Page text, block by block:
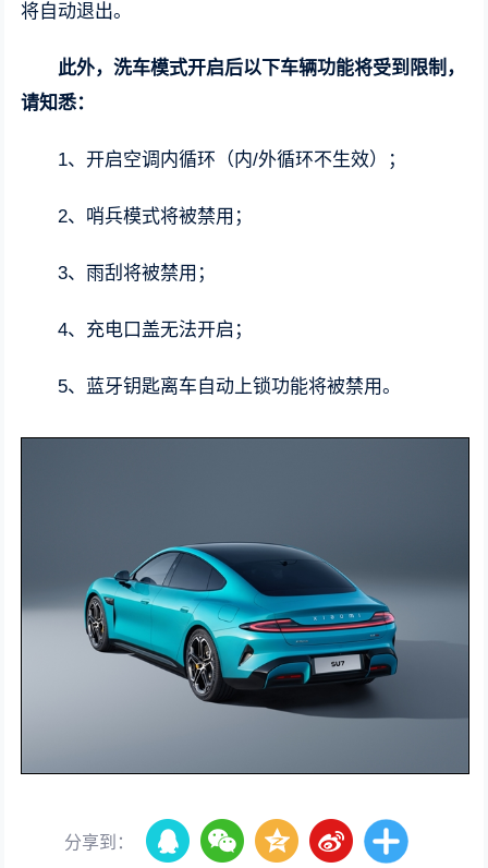
将自动退出。
此外，洗车模式开启后以下车辆功能将受到限制，
请知悉：
1、开启空调内循环（内/外循环不生效）；
2、哨兵模式将被禁用；
3、雨刮将被禁用；
4、充电口盖无法开启；
5、蓝牙钥匙离车自动上锁功能将被禁用。
分享到：